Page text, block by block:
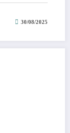
30/08/2025